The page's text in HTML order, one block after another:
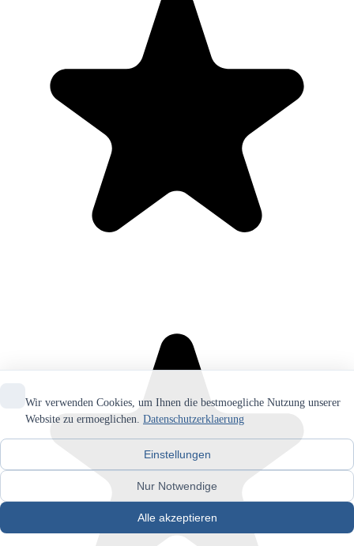
Wir verwenden Cookies, um Ihnen die bestmoegliche Nutzung unserer
Website zu ermoeglichen. Datenschutzerklaerung
Einstellungen
Nur Notwendige
Alle akzeptieren